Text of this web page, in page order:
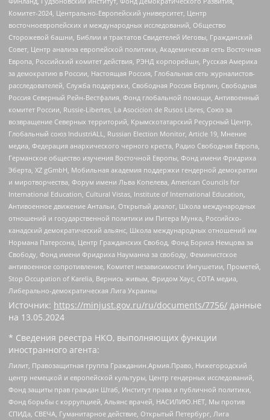
Комитет-2024, Центрально-Европейский университет, Центр
восточноевропейских и международных исследований, Общество
Сторожевой башни, Библии и трактатов Свидетелей Иеговы, Гражданский
Совет, Центр анализа европейской политики, Академическая сеть Восточная
Европа, Российский комитет действия, РЭНД корпорейшн, Русская Америка
за демократию в России, Настоящая Россия, Глобальная сеть журналистов-
расследователей, Служба поддержки, Свободная Россия Берлин, Свободная
Россия Северный Рейн-Вестфалия, Фонд глобальной помощи, Антивоенный
комитет России, Russie-Libertes, La Asocicion de Rusos Libres, Союз за
возвращение Северных территорий, Крымскотатарский Ресурсный Центр,
Глобальный союз IndustriALL, Russian Election Monitor, Article 19, Мнение
медиа, Федерация анархического черного креста, Радио Свободная Европа,
Германское общество изучения Восточной Европы, Фонд имени Фридриха
Эберта, XZ gGmbH, Мобильная академия поддержки гендерной демократии
и миротворчества, Форум имени Льва Копелева, American Councils for
International Education, Cultural Vistas, Institute of International Education,
Антивоенное движение Антальи, Открытый диалог, Школа международных
отношений и государственной политики им Питера Мунка, Российско-
канадский демократический альянс, Школа международных отношений им
Нормана Патерсона, Центр Гражданских Свобод, Фонд Бориса Немцова за
Свободу, Фонд имени Фридриха Науманна за свободу, Феминистское
антивоенное сопротивление, Комитет независимости Ингушетии, Прометей,
Stop Occupation of Karelia, Вернись живым, Фридом Хаус, СОТА медиа,
Либерально-демократическая Лига Украины
Источник: https://minjust.gov.ru/ru/documents/7756/ данные
на 13.05.2024
* Сведения реестра НКО, выполняющих функции
иностранного агента:
Лилит, Правозащитная группа Гражданин.Армия.Право, Нижегородский
центр немецкой и европейской культуры, Центр гендерных исследований,
Фонд защиты прав граждан Штаб, Институт права и публичной политики,
Фонд борьбы с коррупцией, Альянс врачей, НАСИЛИЮ.НЕТ, Мы против
СПИДа, СВЕЧА, Гуманитарное действие, Открытый Петербург, Лига